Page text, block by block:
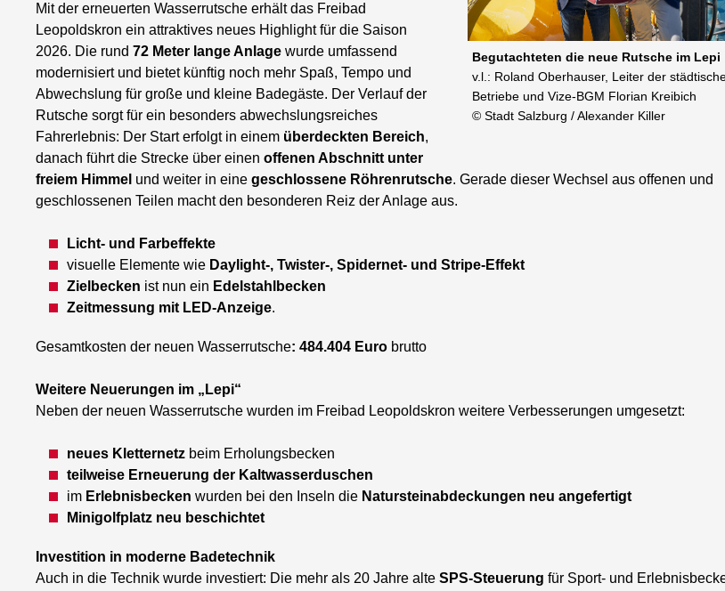
Begutachteten die neue Rutsche im Lepi
v.l.: Roland Oberhauser, Leiter der
Betriebe und Vize-BGM Florian Kreibich
© Stadt Salzburg / Alexander Killer
Mit der erneuerten Wasserrutsche erhält das Freibad
Leopoldskron ein attraktives neues Highlight für die Saison
2026. Die rund72 Meter lange Anlage wurde umfassend
modernisiert und bietet künftig noch mehr Spaß, Tempo und
Abwechslung für große und kleine Badegäste. Der Verlauf der
Rutsche sorgt für ein besonders abwechslungsreiches
Fahrerlebnis: Der Start erfolgt in einem überdeckten Bereich,
danach führt die Strecke über einenoffenen Abschnitt unter
freiem Himmel und weiter in einegeschlossene Röhrenrutsche. Gerade dieser Wechsel aus offenen und
geschlossenen Teilen macht den besonderen Reiz der Anlage aus.
Licht- und Farbeffekte
visuelle Elemente wie Daylight-, Twister-, Spidernet- und Stripe-Effekt
Zielbecken ist nun ein Edelstahlbecken
Zeitmessung mit LED-Anzeige.
Gesamtkosten der neuen Wasserrutsche: 484.404 Euro brutto
Weitere Neuerungen im „Lepi“
Neben der neuen Wasserrutsche wurden im Freibad Leopoldskron weitere Verbesserungen umgesetzt:
neues Kletternetz beim Erholungsbecken
teilweise Erneuerung der Kaltwasserduschen
im Erlebnisbecken wurden bei den Inseln die Natursteinabdeckungen neu angefertigt
Minigolfplatz neu beschichtet
Investition in moderne Badetechnik
Auch in die Technik wurde investiert: Die mehr als 20 Jahre alteSPS-Steuerung für Sport- und